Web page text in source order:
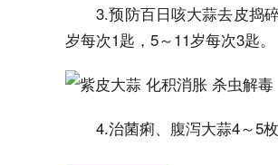
3.预防百日咳大蒜去皮捣碎
岁每次1匙，5～11岁每次3匙。
4.治菌痢、腹泻大蒜4～5枚